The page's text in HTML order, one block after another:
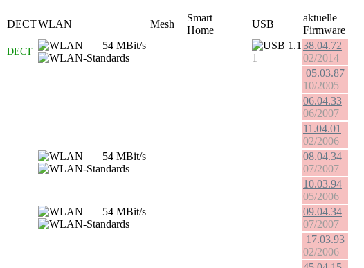
DECTWLAN Mesh
Smart
Home
USB
aktuelle
Firmware
DECT
54 MBit/s
1.1
1
38.04.72
02/2014
05.03.87
10/2005
06.04.33
06/2007
11.04.01
02/2006
54 MBit/s
08.04.34
07/2007
10.03.94
05/2006
54 MBit/s
09.04.34
07/2007
17.03.93
02/2006